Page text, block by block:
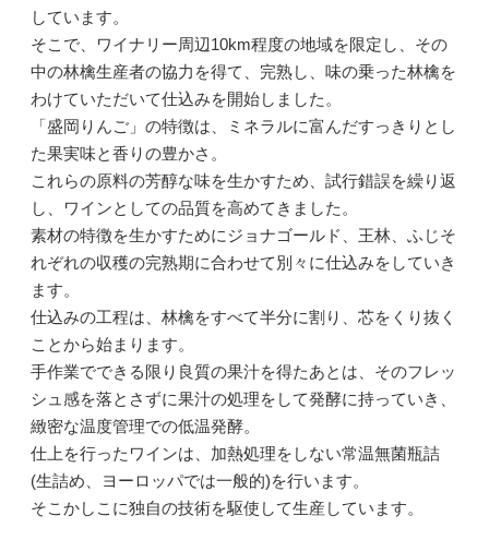
しています。
そこで、ワイナリー周辺10km程度の地域を限定し、その
中の林檎生産者の協力を得て、完熟し、味の乗った林檎を
わけていただいて仕込みを開始しました。
「盛岡りんご」の特徴は、ミネラルに富んだすっきりとし
た果実味と香りの豊かさ。
これらの原料の芳醇な味を生かすため、試行錯誤を繰り返
し、ワインとしての品質を高めてきました。
素材の特徴を生かすためにジョナゴールド、王林、ふじそ
れぞれの収穫の完熟期に合わせて別々に仕込みをしていき
ます。
仕込みの工程は、林檎をすべて半分に割り、芯をくり抜く
ことから始まります。
手作業でできる限り良質の果汁を得たあとは、そのフレッ
シュ感を落とさずに果汁の処理をして発酵に持っていき、
緻密な温度管理での低温発酵。
仕上を行ったワインは、加熱処理をしない常温無菌瓶詰
(生詰め、ヨーロッパでは一般的)を行います。
そこかしこに独自の技術を駆使して生産しています。